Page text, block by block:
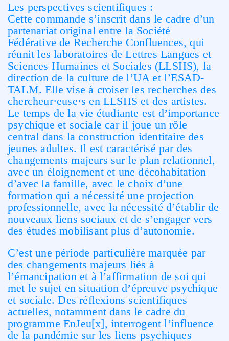
Les perspectives scientifiques :
Cette commande s’inscrit dans le cadre d’un
partenariat original entre la Société
Fédérative de Recherche Confluences, qui
réunit les laboratoires de Lettres Langues et
Sciences Humaines et Sociales (LLSHS), la
direction de la culture de l’UA et l’ESAD-
TALM. Elle vise à croiser les recherches des
chercheur·euse·s en LLSHS et des artistes.
Le temps de la vie étudiante est d’importance
psychique et sociale car il joue un rôle
central dans la construction identitaire des
jeunes adultes. Il est caractérisé par des
changements majeurs sur le plan relationnel,
avec un éloignement et une décohabitation
d’avec la famille, avec le choix d’une
formation qui a nécessité une projection
professionnelle, avec la nécessité d’établir de
nouveaux liens sociaux et de s’engager vers
des études mobilisant plus d’autonomie.
C’est une période particulière marquée par
des changements majeurs liés à
l’émancipation et à l’affirmation de soi qui
met le sujet en situation d’épreuve psychique
et sociale. Des réflexions scientifiques
actuelles, notamment dans le cadre du
programme EnJeu[x], interrogent l’influence
de la pandémie sur les liens psychiques